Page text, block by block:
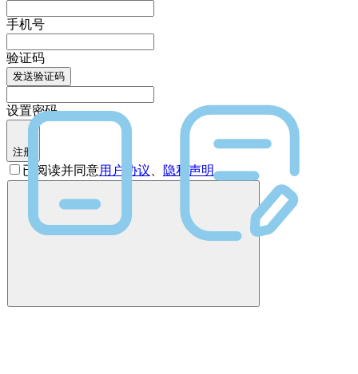
手机号
验证码
发送验证码
设置密码
注册
已阅读并同意用户协议 隐私声明